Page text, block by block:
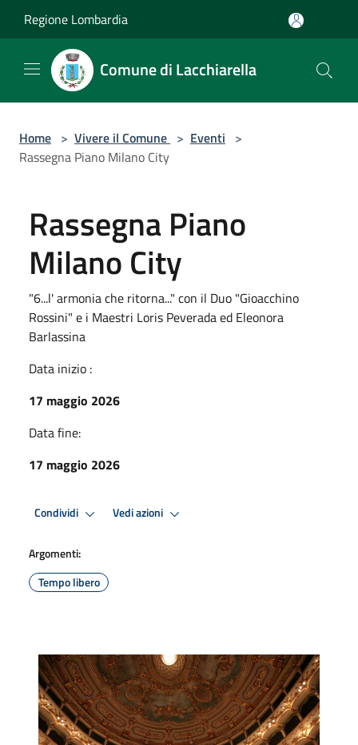
Regione Lombardia
Comune di Lacchiarella
Home > Vivere il Comune > Eventi >
Rassegna Piano Milano City
Rassegna Piano
Milano City
"6...l' armonia che ritorna..." con il Duo "Gioacchino
Rossini" e i Maestri Loris Peverada ed Eleonora
Barlassina
Data inizio :
17 maggio 2026
Data fine:
17 maggio 2026
Condividi Vedi azioni
Argomenti:
Tempo libero